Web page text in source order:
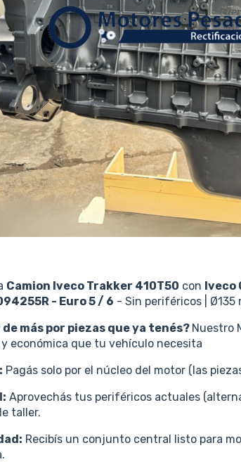
Camion Iveco Trakker 410T50 con Iveco
- Euro 5 / 6 - Sin periféricos | Ø135
más por piezas que ya tenés? Nuestro
económica que tu vehículo necesita
Pagás solo por el núcleo del motor (las
Aprovechás tus periféricos actuales
taller.
Recibís un conjunto central listo para